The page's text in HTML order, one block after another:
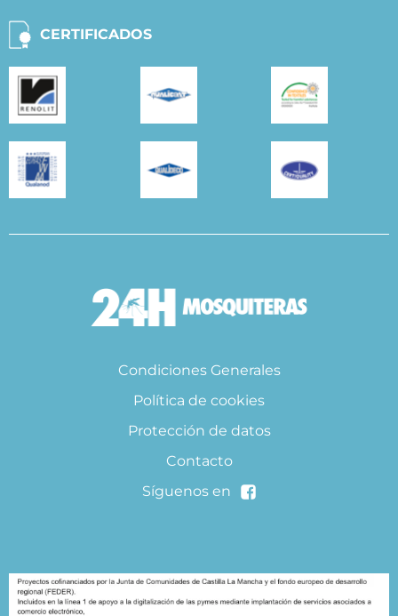
CERTIFICADOS
Condiciones Generales
Política de cookies
Protección de datos
Contacto
Síguenos en